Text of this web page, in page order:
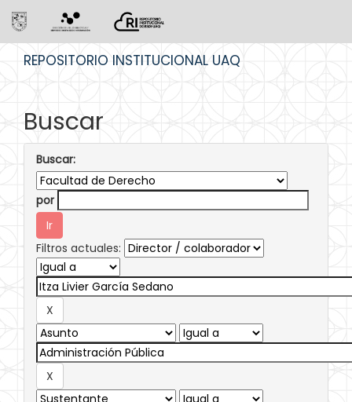
REPOSITORIO INSTITUCIONAL UAQ
Buscar
Buscar:
por
Filtros actuales: